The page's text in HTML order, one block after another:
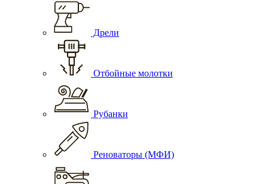
Дрели
Отбойные молотки
Рубанки
Реноваторы (МФИ)